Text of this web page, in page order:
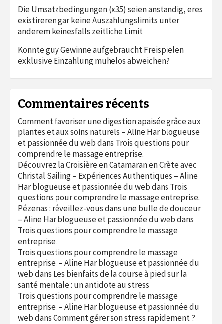
Die Umsatzbedingungen (x35) seien anstandig, eres
existireren gar keine Auszahlungslimits unter
anderem keinesfalls zeitliche Limit
Konnte guy Gewinne aufgebraucht Freispielen
exklusive Einzahlung muhelos abweichen?
Commentaires récents
Comment favoriser une digestion apaisée grâce aux
plantes et aux soins naturels – Aline Har blogueuse
et passionnée du webdans Trois questions pour
comprendre le massage entreprise.
Découvrez la Croisière en Catamaran en Crète avec
Christal Sailing – Expériences Authentiques – Aline
Har blogueuse et passionnée du webdans Trois
questions pour comprendre le massage entreprise.
Pézenas : réveillez-vous dans une bulle de douceur
– Aline Har blogueuse et passionnée du webdans
Trois questions pour comprendre le massage
entreprise.
Trois questions pour comprendre le massage
entreprise. – Aline Har blogueuse et passionnée du
webdans Les bienfaits de la course à pied sur la
santé mentale : un antidote au stress
Trois questions pour comprendre le massage
entreprise. – Aline Har blogueuse et passionnée du
webdansComment gérer son stress rapidement ?